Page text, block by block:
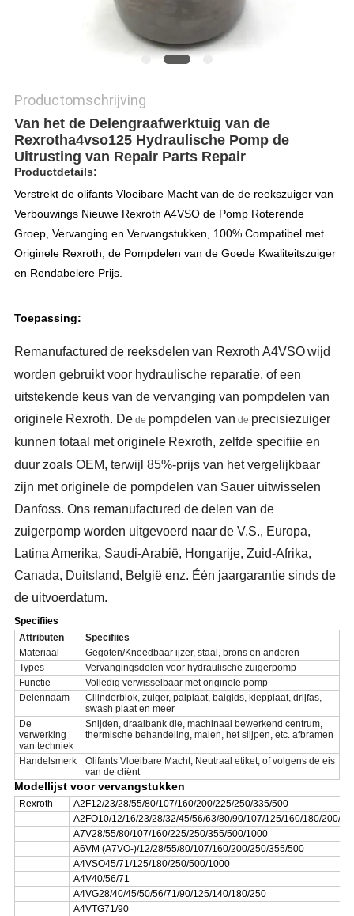
Productomschrijving
Van het de Delengraafwerktuig van de
Rexrotha4vso125 Hydraulische Pomp de
Uitrusting van Repair Parts Repair
Productdetails:
Verstrekt de olifants Vloeibare Macht van de de reekszuiger van
Verbouwings Nieuwe Rexroth A4VSO de Pomp Roterende
Groep, Vervanging en Vervangstukken, 100% Compatibel met
Originele Rexroth, de Pompdelen van de Goede Kwaliteitszuiger
en Rendabelere Prijs.
Toepassing:
Remanufactured de reeksdelen van Rexroth A4VSOwijd
worden gebruikt voor hydraulische reparatie, of een
uitstekende keus van de vervanging van pompdelen van
originele Rexroth. Dede pompdelen van de precisiezuiger
kunnen totaal met originele Rexroth, zelfde specifiie en
duur zoals OEM, terwijl 85%-prijs van het vergelijkbaar
zijn met originele de pompdelen van Sauer uitwisselen
Danfoss. Ons remanufactured de delen van de
zuigerpomp worden uitgevoerd naar de V.S., Europa,
Latina Amerika, Saudi-Arabië, Hongarije, Zuid-Afrika,
Canada, Duitsland, België enz. Één jaargarantie sinds de
de uitvoerdatum.
Specifiies
Attributen
Specifiies
Materiaal
Gegoten/Kneedbaar ijzer, staal, brons en anderen
Types
Vervangingsdelen voor hydraulische zuigerpomp
Functie
Volledig verwisselbaar met originele pomp
Delennaam
Cilinderblok, zuiger, palplaat, balgids, klepplaat, drijfas,
swash plaat en meer
De
verwerking
van techniek
Snijden, draaibank die, machinaal bewerkend centrum,
thermische behandeling, malen, het slijpen, etc. afbramen
Handelsmerk
Olifants Vloeibare Macht, Neutraal etiket, of volgens de eis
van de cliënt
Modellijst voor vervangstukken
Rexroth
A2F12/23/28/55/80/107/160/200/225/250/335/500
A2FO10/12/16/23/28/32/45/56/63/80/90/107/125/160/180/200/
A7V28/55/80/107/160/225/250/355/500/1000
A6VM (A7VO-)/12/28/55/80/107/160/200/250/355/500
A4VSO45/71/125/180/250/500/1000
A4V40/56/71
A4VG28/40/45/50/56/71/90/125/140/180/250
A4VTG71/90